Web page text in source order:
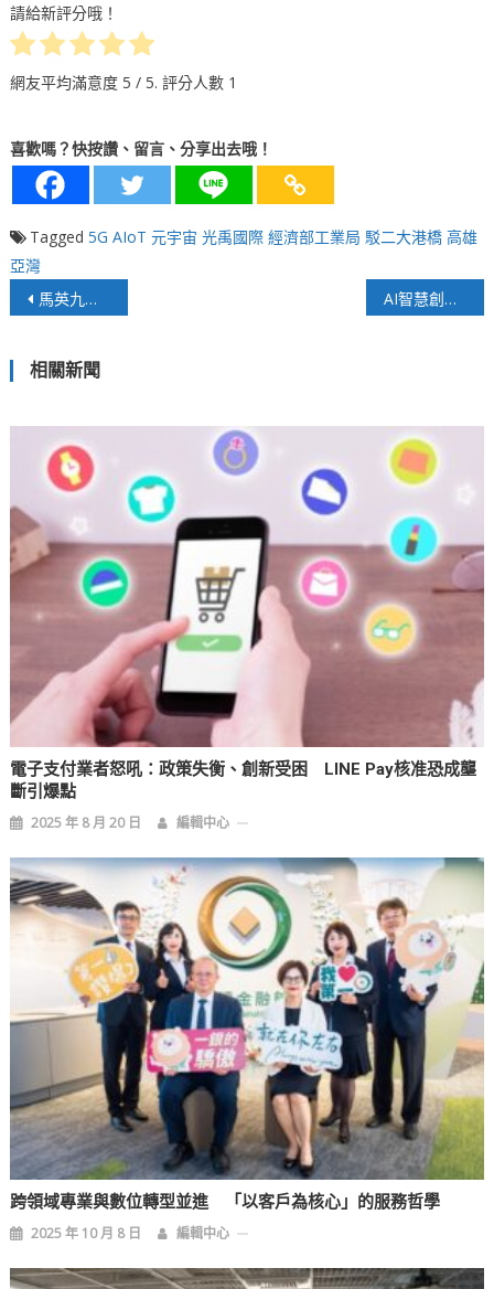
請給新評分哦！
網友平均滿意度 5 / 5. 評分人數 1
喜歡嗎？快按讚、留言、分享出去哦！
Tagged 5G AIoT 元宇宙 光禹國際 經濟部工業局 駁二大港橋 高雄
亞灣
文
導
覽
馬英九訪陸，3個不尋常之處，國台辦2句話回應 AI智慧創造旅遊生活新高度
相關新聞
電子支付業者怒吼：政策失衡、創新受困 LINE Pay核准恐成壟
斷引爆點
2025 年 8 月 20 日 編輯中心
跨領域專業與數位轉型並進 「以客戶為核心」的服務哲學
2025 年 10 月 8 日 編輯中心